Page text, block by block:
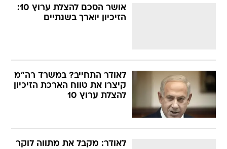
אושר הסכם להצלת ערוץ 10:
הזיכיון יוארך בשנתיים
לאודר התחייב? במשרד רה"מ
קיצרו את טווח הארכת הזיכיון
להצלת ערוץ 10
לאודר: מקבל את מתווה לוקר